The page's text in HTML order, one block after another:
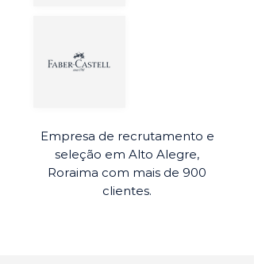
Empresa de recrutamento e
seleção em Alto Alegre,
Roraima com mais de 900
clientes.